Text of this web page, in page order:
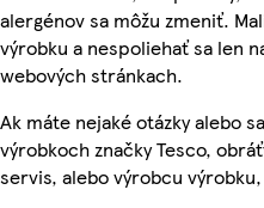
alergénov sa môžu zmeniť.
výrobku a nespoliehať sa len
webových stránkach.
Ak máte nejaké otázky alebo
výrobkoch značky Tesco,
servis, alebo výrobcu